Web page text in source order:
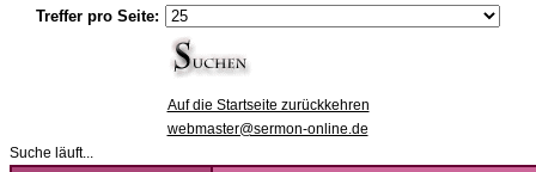
Treffer pro Seite:
Auf die Startseite zurückkehren
webmaster@sermon-online.de
Suche läuft...